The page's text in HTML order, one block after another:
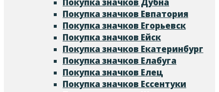
Покупка значков Евпатория
Покупка значков Егорьевск
Покупка значков Ейск
Покупка значков Екатеринбург
Покупка значков Елабуга
Покупка значков Елец
Покупка значков Ессентуки